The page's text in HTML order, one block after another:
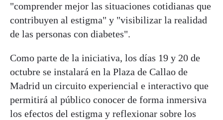
"comprender mejor las situaciones cotidianas que
contribuyen al estigma" y "visibilizar la realidad
de las personas con diabetes".
Como parte de la iniciativa, los días 19 y 20 de
octubre se instalará en la Plaza de Callao de
Madrid un circuito experiencial e interactivo que
permitirá al público conocer de forma inmersiva
los efectos del estigma y reflexionar sobre los